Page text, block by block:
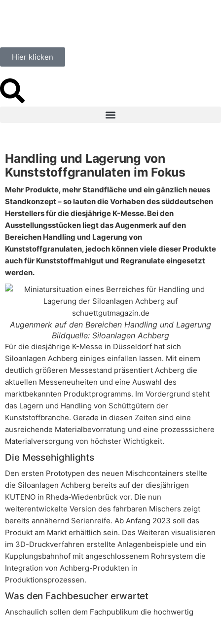
Hier klicken
Handling und Lagerung von
Kunststoffgranulaten im Fokus
Mehr Produkte, mehr Standfläche und ein gänzlich neues
Standkonzept – so lauten die Vorhaben des süddeutschen
Herstellers für die diesjährige K-Messe. Bei den
Ausstellungsstücken liegt das Augenmerk auf den
Bereichen Handling und Lagerung von
Kunststoffgranulaten, jedoch können viele dieser Produkte
auch für Kunststoffmahlgut und Regranulate eingesetzt
werden.
Augenmerk auf den Bereichen Handling und Lagerung
Bildquelle: Siloanlagen Achberg
Für die diesjährige K-Messe in Düsseldorf hat sich
Siloanlagen Achberg einiges einfallen lassen. Mit einem
deutlich größeren Messestand präsentiert Achberg die
aktuellen Messeneuheiten und eine Auswahl des
marktbekannten Produktprogramms. Im Vordergrund steht
das Lagern und Handling von Schüttgütern der
Kunststoffbranche. Gerade in diesen Zeiten sind eine
ausreichende Materialbevorratung und eine prozesssichere
Materialversorgung von höchster Wichtigkeit.
Die Messehighlights
Den ersten Prototypen des neuen Mischcontainers stellte
die Siloanlagen Achberg bereits auf der diesjährigen
KUTENO in Rheda-Wiedenbrück vor. Die nun
weiterentwickelte Version des fahrbaren Mischers zeigt
bereits annähernd Serienreife. Ab Anfang 2023 soll das
Produkt am Markt erhältlich sein. Des Weiteren visualisieren
im 3D-Druckverfahren erstellte Anlagenbeispiele und ein
Kupplungsbahnhof mit angeschlossenem Rohrsystem die
Integration von Achberg-Produkten in
Produktionsprozessen.
Was den Fachbesucher erwartet
Anschaulich sollen dem Fachpublikum die hochwertig